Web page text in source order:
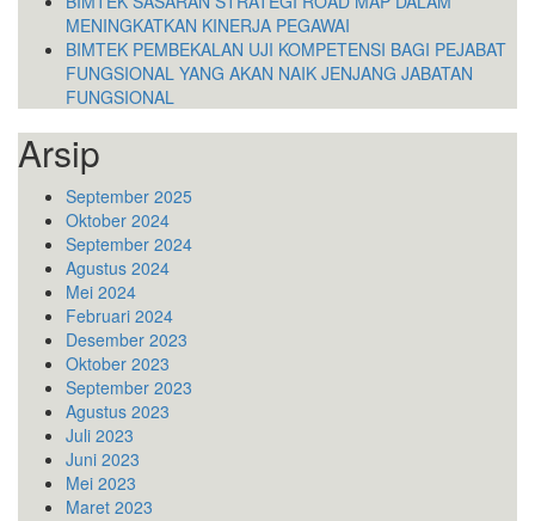
MENINGKATKAN KINERJA PEGAWAI
BIMTEK PEMBEKALAN UJI KOMPETENSI BAGI PEJABAT
FUNGSIONAL YANG AKAN NAIK JENJANG JABATAN
FUNGSIONAL
Arsip
September 2025
Oktober 2024
September 2024
Agustus 2024
Mei 2024
Februari 2024
Desember 2023
Oktober 2023
September 2023
Agustus 2023
Juli 2023
Juni 2023
Mei 2023
Maret 2023